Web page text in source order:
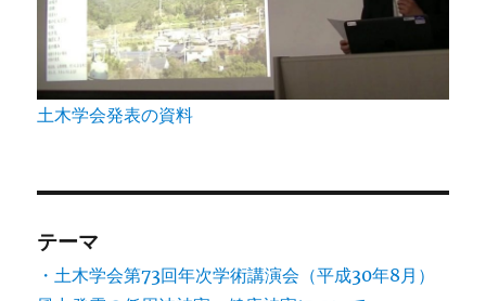
土木学会発表の資料
テーマ
・土木学会第73回年次学術講演会（平成30年8月）